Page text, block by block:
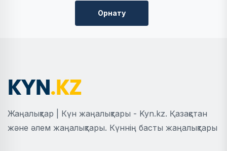
Орнату
Жаңалықтар | Күн жаңалықтары - Kyn.kz. Қазақстан
және әлем жаңалықтары. Күннің басты жаңалықтары